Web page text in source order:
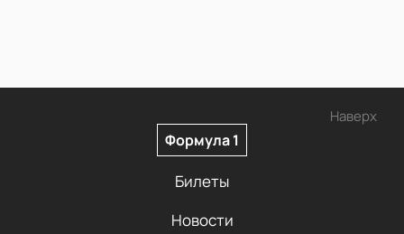
Наверх
Формула 1
Билеты
Новости